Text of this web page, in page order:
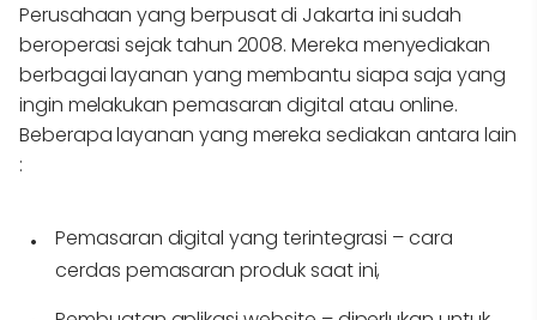
Perusahaan yang berpusat di Jakarta ini sudah
beroperasi sejak tahun 2008. Mereka menyediakan
berbagai layanan yang membantu siapa saja yang
ingin melakukan pemasaran digital atau online.
Beberapa layanan yang mereka sediakan antara lain
:
Pemasaran digital yang terintegrasi – cara
cerdas pemasaran produk saat ini,